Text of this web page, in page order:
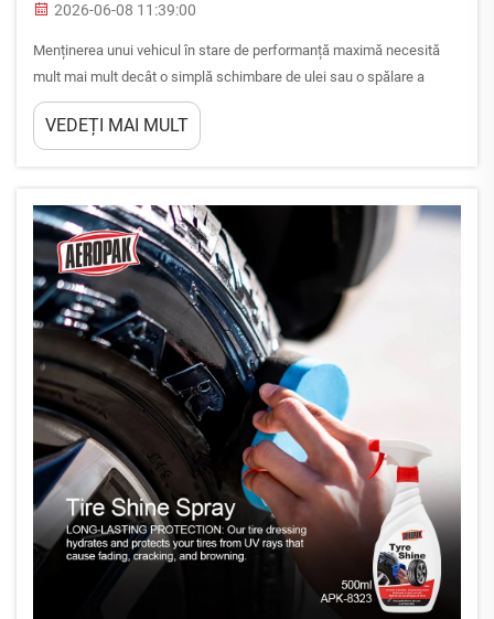
2026-06-08 11:39:00
Menținerea unui vehicul în stare de performanță maximă necesită
mult mai mult decât o simplă schimbare de ulei sau o spălare a
parbrizului. O abordare completă, sub formă de pachet integral de
întreținere, acoperă fiecare sistem și suprafață a autovehiculului într-
VEDEȚI MAI MULT